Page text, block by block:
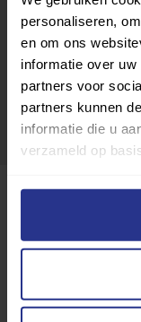
personaliseren,
en om ons
informatie over
partners voor
partners kunnen
informatie die u
verzameld op
Wijziging